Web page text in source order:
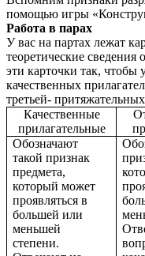
помощью игры
Работа в парах
У вас на партах лежат
теоретические сведения
эти карточки так, чтобы
качественных
третьей-
Качественные
прилагательные
Обозначают
такой признак
предмета,
который может
проявляться в
большей или
меньшей
степени.